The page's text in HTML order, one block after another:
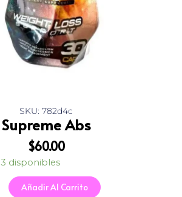
SKU: 782d4c
Supreme Abs
$60.00
3 disponibles
Añadir Al Carrito